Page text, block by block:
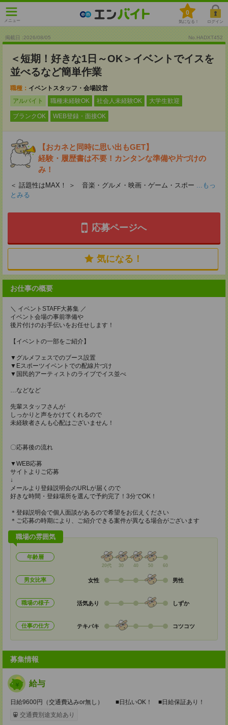
メニュー
0
気になる！ ログイン
掲載日 :2026/08/05 No.HADXT452
＜短期！好きな1日～OK＞イベントでイスを
並べるなど簡単作業
職種： イベントスタッフ・会場設営
アルバイト
職種未経験OK 社会人未経験OK 大学生歓迎
ブランクOK WEB登録・面接OK
【おカネと同時に思い出もGET】
経験・履歴書は不要！カンタンな準備や片づけの
み！
＜ 話題性はMAX！ ＞ 音楽・グルメ・映画・ゲーム・スポー ...もっ
とみる
応募ページへ
気になる！
お仕事の概要
＼ イベントSTAFF大募集 ／
イベント会場の事前準備や
後片付けのお手伝いをお任せします！
【イベントの一部をご紹介】
▼グルメフェスでのブース設置
▼Eスポーツイベントでの配線片づけ
▼国民的アーティストのライブでイス並べ
…などなど
先輩スタッフさんが
しっかりと声をかけてくれるので
未経験者さんも心配はございません！
〇応募後の流れ
▼WEB応募
サイトよりご応募
↓
メールより登録説明会のURLが届くので
好きな時間・登録場所を選んで予約完了！3分でOK！
＊登録説明会で個人面談があるので希望をお伝えください
＊ご応募の時期により、ご紹介できる案件が異なる場合がございます
職場の雰囲気
年齢層
20代 30 40 50 60
男女比率 女性 男性
職場の様子 活気あり しずか
仕事の仕方 テキパキ コツコツ
募集情報
給与
日給9600円（交通費込みor無し） ■日払いOK！ ■日給保証あり！
交通費別途支給あり